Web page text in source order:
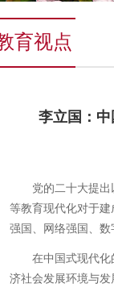
育视点
李立国：
党的二十大提
等教育现代化对于
强国、网络强国、
在中国式现代
济社会发展环境与